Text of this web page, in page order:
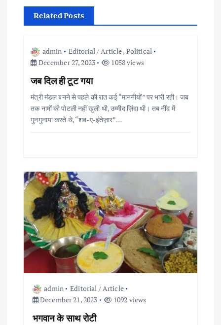
n
Related Posts
admin Editorial / Article, Political
December 27, 2023
1058 views
जब दिल ही टूट गया
मंत्री मंडल बनने से पहले की रात कई “माननीयों” पर भारी रही। जब
तक नामों की पोटली नहीं खुली थी, उम्मीद ज़िंदा थी। तब नींद में
गुनगुनाया करते थे, “शब-ए-इंतेज़ार”…
admin
Editorial / Article
December 21, 2023
1092 views
भगवान के साथ रोटी